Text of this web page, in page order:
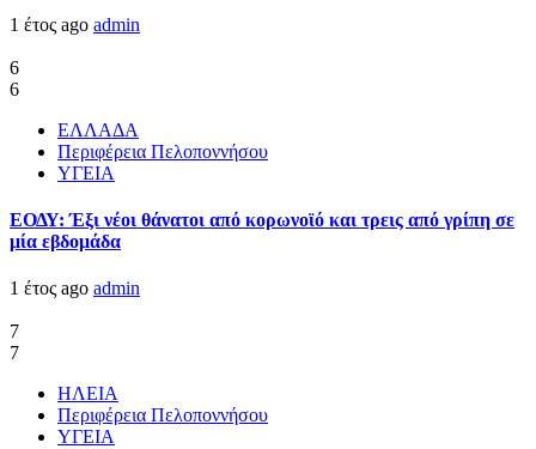
1 έτος ago admin
6
6
ΕΛΛΑΔΑ
Περιφέρεια Πελοποννήσου
ΥΓΕΙΑ
ΕΟΔΥ: Έξι νέοι θάνατοι από κορωνοϊό και τρεις από γρίπη σε
μία εβδομάδα
1 έτος ago admin
7
7
ΗΛΕΙΑ
Περιφέρεια Πελοποννήσου
ΥΓΕΙΑ